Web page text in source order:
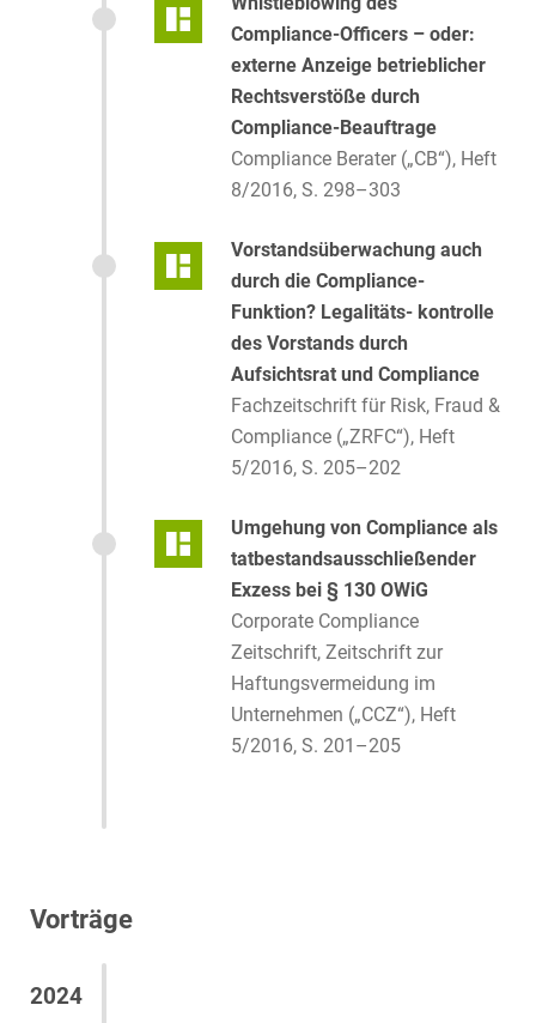
Compliance-Officers – oder:
externe Anzeige betrieblicher
Rechtsverstöße durch
Compliance-Beauftrage
Compliance Berater („CB“), Heft
8/2016, S. 298–303
Vorstandsüberwachung auch
durch die Compliance-
Funktion? Legalitäts- kontrolle
des Vorstands durch
Aufsichtsrat und Compliance
Fachzeitschrift für Risk, Fraud &
Compliance („ZRFC“), Heft
5/2016, S. 205–202
Umgehung von Compliance als
tatbestandsausschließender
Exzess bei § 130 OWiG
Corporate Compliance
Zeitschrift, Zeitschrift zur
Haftungsvermeidung im
Unternehmen („CCZ“), Heft
5/2016, S. 201–205
Vorträge
2024